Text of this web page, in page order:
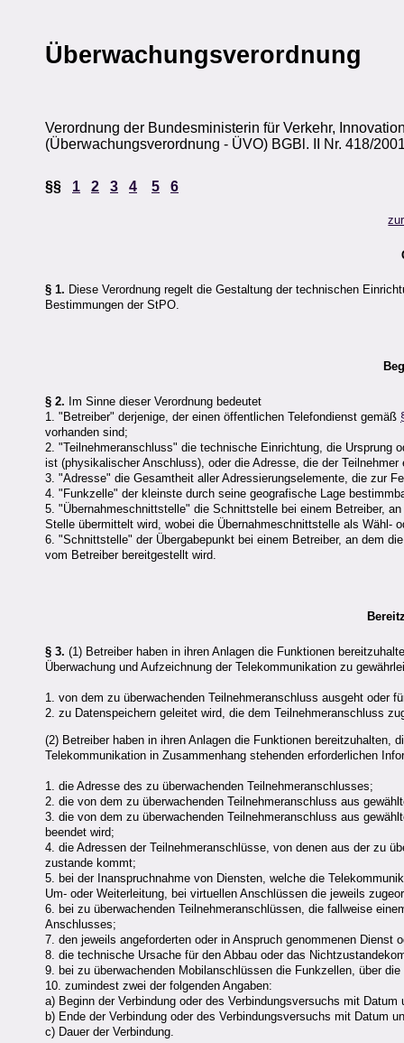
Überwachungsverordnung
Verordnung der Bundesministerin für Verkehr,
(Überwachungsverordnung - ÜVO) BGBl. II Nr. 418/
§§ 1 2 3 4 5 6
§ 1. Diese Verordnung regelt die Gestaltung der technischen
Bestimmungen der StPO.
§ 2. Im Sinne dieser Verordnung bedeutet
1. "Betreiber" derjenige, der einen öffentlichen Telefondienst gemäß
vorhanden sind;
2. "Teilnehmeranschluss" die technische Einrichtung, die Ursprung
ist (physikalischer Anschluss), oder die Adresse, die der
3. "Adresse" die Gesamtheit aller Adressierungselemente, die zur
4. "Funkzelle" der kleinste durch seine geografische Lage
5. "Übernahmeschnittstelle" die Schnittstelle bei einem Betreiber,
Stelle übermittelt wird, wobei die Übernahmeschnittstelle als Wähl-
6. "Schnittstelle" der Übergabepunkt bei einem Betreiber, an dem
vom Betreiber bereitgestellt wird.
§ 3. (1) Betreiber haben in ihren Anlagen die Funktionen
Überwachung und Aufzeichnung der Telekommunikation zu
1. von dem zu überwachenden Teilnehmeranschluss ausgeht oder
2. zu Datenspeichern geleitet wird, die dem Teilnehmeranschluss
(2) Betreiber haben in ihren Anlagen die Funktionen bereitzuhalten,
Telekommunikation in Zusammenhang stehenden erforderlichen
1. die Adresse des zu überwachenden Teilnehmeranschlusses;
2. die von dem zu überwachenden Teilnehmeranschluss aus
3. die von dem zu überwachenden Teilnehmeranschluss aus
beendet wird;
4. die Adressen der Teilnehmeranschlüsse, von denen aus der zu
zustande kommt;
5. bei der Inanspruchnahme von Diensten, welche die
Um- oder Weiterleitung, bei virtuellen Anschlüssen die jeweils
6. bei zu überwachenden Teilnehmeranschlüssen, die fallweise
Anschlusses;
7. den jeweils angeforderten oder in Anspruch genommenen Dienst
8. die technische Ursache für den Abbau oder das
9. bei zu überwachenden Mobilanschlüssen die Funkzellen, über
10. zumindest zwei der folgenden Angaben:
a) Beginn der Verbindung oder des Verbindungsversuchs mit Datum
b) Ende der Verbindung oder des Verbindungsversuchs mit Datum
c) Dauer der Verbindung.